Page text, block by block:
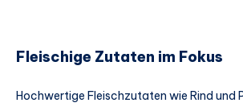
Fleischige Zutaten im Fokus
Hochwertige Fleischzutaten wie Rind und